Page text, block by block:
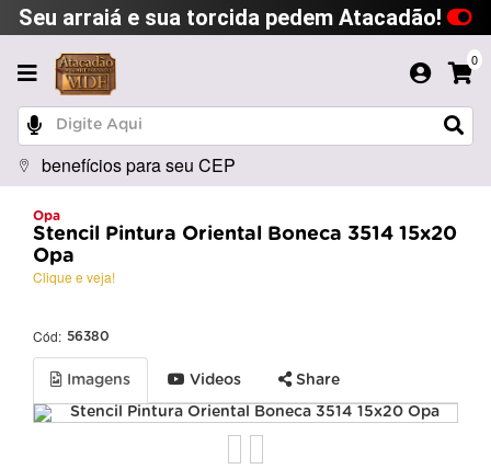
Seu arraiá e sua torcida pedem Atacadão!
0
benefícios para seu CEP
Opa
Stencil Pintura Oriental Boneca 3514 15x20
Opa
Clique e veja!
Cód: 56380
Imagens Videos Share